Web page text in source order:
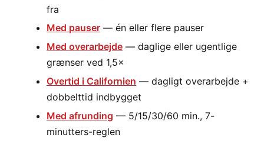
fra
Med pauser — én eller flere pauser
Med overarbejde — daglige eller ugentlige
grænser ved 1,5×
Overtid i Californien — dagligt overarbejde +
dobbelttid indbygget
Med afrunding — 5/15/30/60 min., 7-
minutters-reglen